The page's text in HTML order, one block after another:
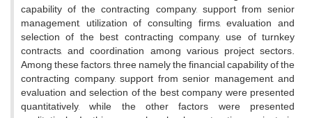
capability of the contracting company, support from senior
management, utilization of consulting firms, evaluation and
selection of the best contracting company, use of turnkey
contracts, and coordination among various project sectors.
Among these factors, three namely the financial capability of the
contracting company, support from senior management, and
evaluation and selection of the best company were presented
quantitatively, while the other factors were presented